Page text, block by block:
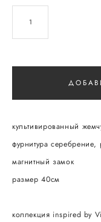
культивированный
фурнитура серебрение,
магнитный замок
размер 40см
коллекция inspired by